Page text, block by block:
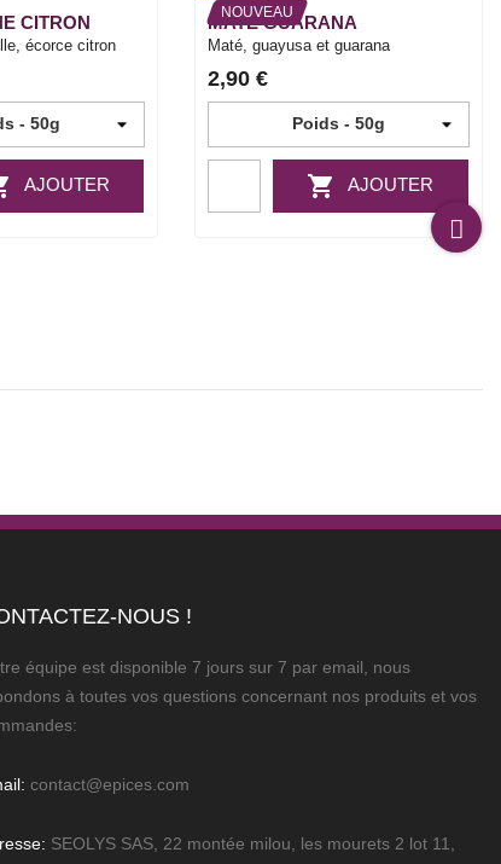
CITRON
écorce citron
AJOUTER
NOUVEAU
MATÉ GUARANA
Maté, guayusa et guarana
2,90 €
 AJOUTER
NOUS !
équipe est disponible 7 jours sur 7 par email, nous
à toutes vos questions concernant nos produits et vos
contact@epices.com
SEOLYS SAS, 22 montée milou, les mourets 2 lot 11,